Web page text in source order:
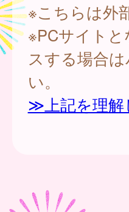
※こちらは外
※PCサイト
スする場合
い。
≫上記を理解